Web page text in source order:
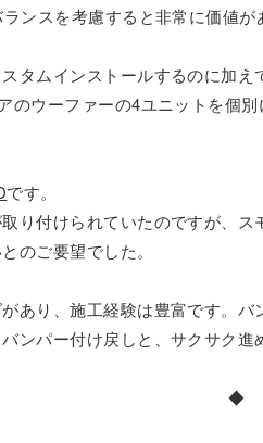
ンスを考慮すると非常に価値が
タムインストールするのに加
ウーファーの4ユニットを個別
です。
り付けられていたのですが、
のご要望でした。
あり、施工経験は豊富です。
ンパー付け戻しと、サクサク進
◆